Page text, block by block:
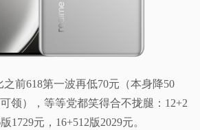
之前618第一波再低70元（本身降50
领），等等党都笑得合不拢腿：12+2
1729元，16+512版2029元。